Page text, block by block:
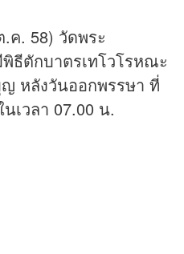
ค. 58) วัดพระ
ธีตักบาตรเทโวโรหณะ
หลังวันออกพรรษา ที่
เวลา 07.00 น.